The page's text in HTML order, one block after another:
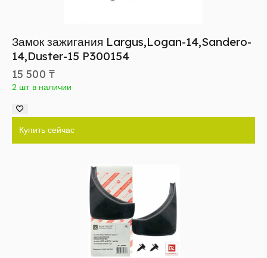
Замок зажигания Largus,Logan-14,Sandero-
14,Duster-15 P300154
15 500 ₸
2 шт в наличии
Купить сейчас